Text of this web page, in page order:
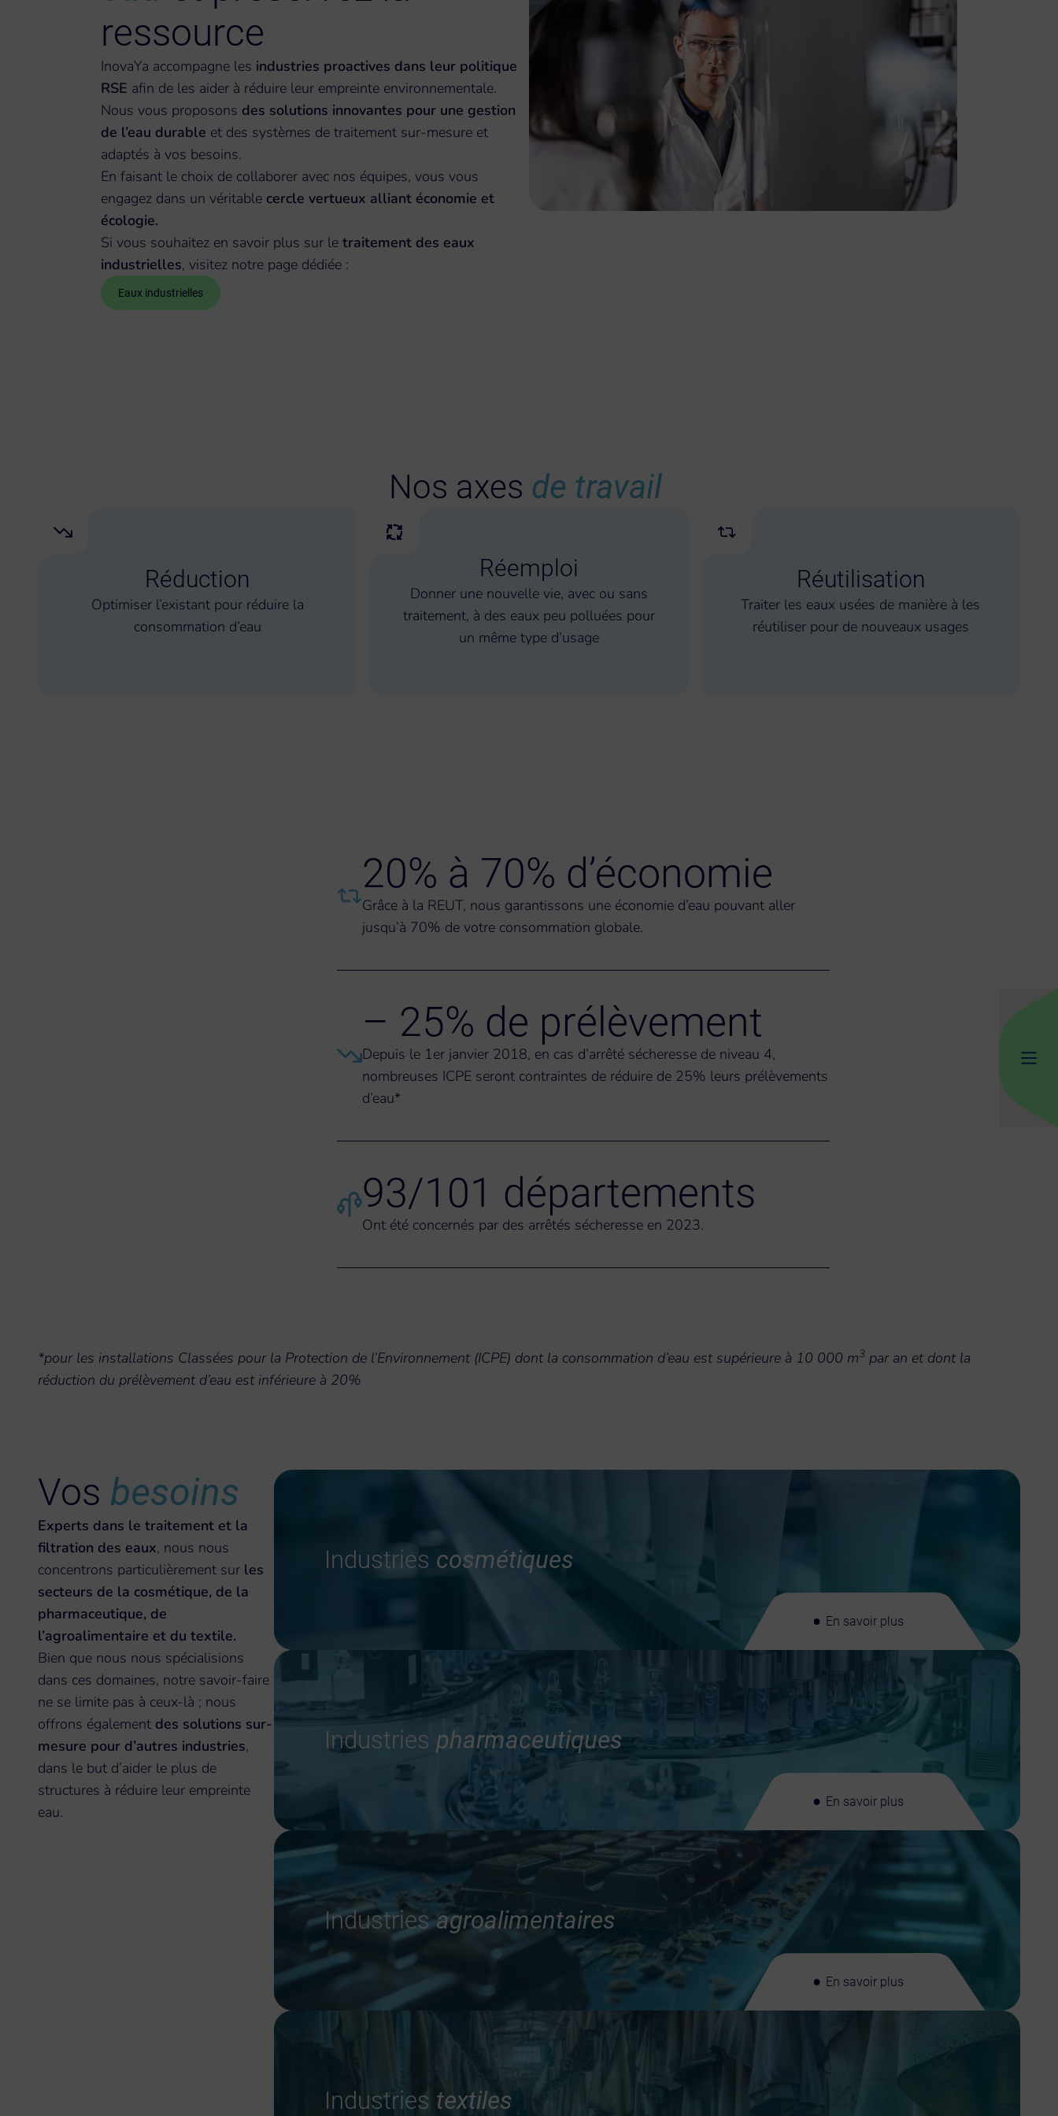
ressource
InovaYa accompagne les industries proactives dans leur politique
RSE afin de les aider à réduire leur empreinte environnementale.
Nous vous proposons des solutions innovantes pour une gestion
de l’eau durable et des systèmes de traitement sur-mesure et
adaptés à vos besoins.
En faisant le choix de collaborer avec nos équipes, vous vous
engagez dans un véritable cercle vertueux alliant économie et
écologie.
Si vous souhaitez en savoir plus sur le traitement des eaux
industrielles, visitez notre page dédiée :
Eaux industrielles
Nos axes de travail
Réduction
Optimiser l’existant pour réduire la
consommation d’eau
Réemploi
Donner une nouvelle vie, avec ou sans
traitement, à des eaux peu polluées pour
un même type d’usage
Réutilisation
Traiter les eaux usées de manière à les
réutiliser pour de nouveaux usages
20% à 70% d’économie
Grâce à la REUT, nous garantissons une économie d’eau pouvant aller
jusqu’à 70% de votre consommation globale.
– 25% de prélèvement
Depuis le 1er janvier 2018, en cas d’arrêté sécheresse de niveau 4,
nombreuses ICPE seront contraintes de réduire de 25% leurs prélèvements
d’eau*
93/101 départements
Ont été concernés par des arrêtés sécheresse en 2023.
*pour les installations Classées pour la Protection de l’Environnement (ICPE) dont la consommation d’eau est supérieure à 10 000 m3 par an et dont la
réduction du prélèvement d’eau est inférieure à 20%
Vos besoins
Experts dans le traitement et la
filtration des eaux, nous nous
concentrons particulièrement sur les
secteurs de la cosmétique, de la
pharmaceutique, de
l’agroalimentaire et du textile.
Bien que nous nous spécialisions
dans ces domaines, notre savoir-faire
ne se limite pas à ceux-là ; nous
offrons également des solutions sur-
mesure pour d’autres industries,
dans le but d’aider le plus de
structures à réduire leur empreinte
eau.
En savoir plus
Industries cosmétiques
En savoir plus
Industries pharmaceutiques
En savoir plus
Industriesagroalimentaires
Industries textiles